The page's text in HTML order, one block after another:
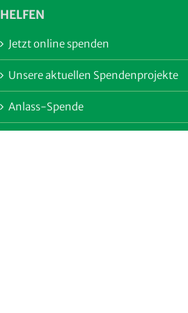
HELFEN
Jetzt online spenden
Unsere aktuellen Spendenprojekte
Anlass-Spende